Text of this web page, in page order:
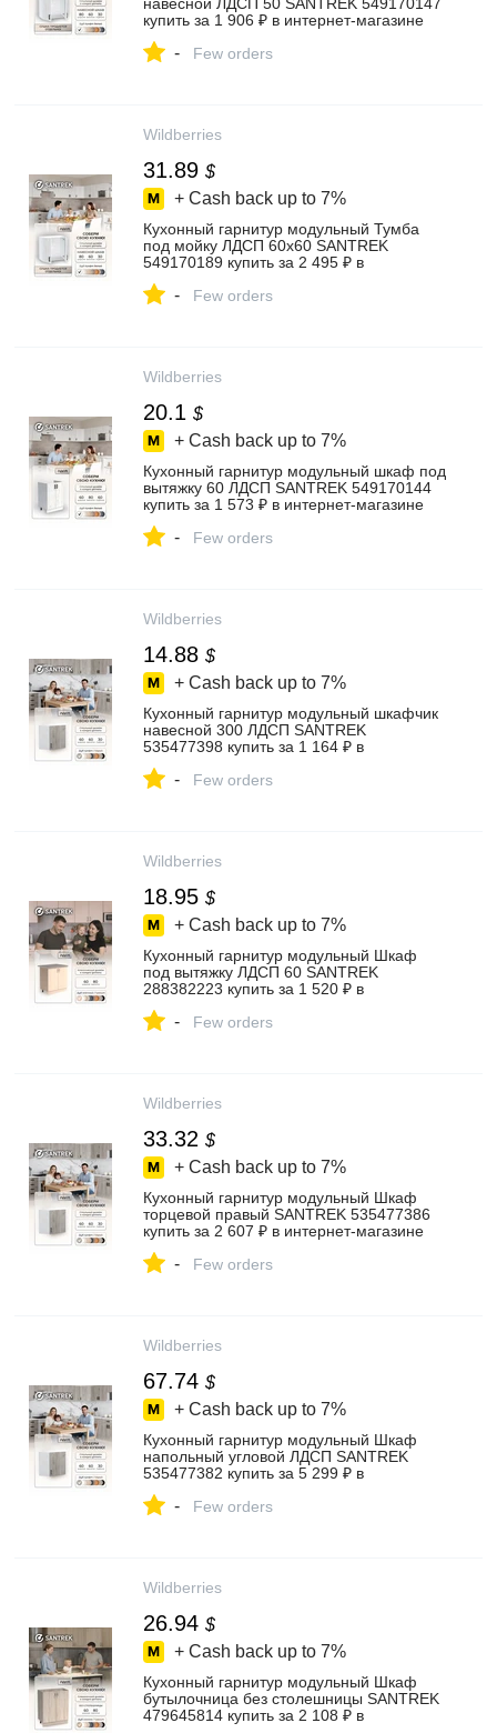
купить за 1 906 ₽ в интернет‑магазине
- Few orders
Wildberries
31.89 $
+ Cash back up to 7%
Кухонный гарнитур модульный Тумба
под мойку ЛДСП 60х60 SANTREK
549170189 купить за 2 495 ₽ в
- Few orders
Wildberries
20.1 $
+ Cash back up to 7%
Кухонный гарнитур модульный шкаф под
вытяжку 60 ЛДСП SANTREK 549170144
купить за 1 573 ₽ в интернет‑магазине
- Few orders
Wildberries
14.88 $
+ Cash back up to 7%
Кухонный гарнитур модульный шкафчик
навесной 300 ЛДСП SANTREK
535477398 купить за 1 164 ₽ в
- Few orders
Wildberries
18.95 $
+ Cash back up to 7%
Кухонный гарнитур модульный Шкаф
под вытяжку ЛДСП 60 SANTREK
288382223 купить за 1 520 ₽ в
- Few orders
Wildberries
33.32 $
+ Cash back up to 7%
Кухонный гарнитур модульный Шкаф
торцевой правый SANTREK 535477386
купить за 2 607 ₽ в интернет‑магазине
- Few orders
Wildberries
67.74 $
+ Cash back up to 7%
Кухонный гарнитур модульный Шкаф
напольный угловой ЛДСП SANTREK
535477382 купить за 5 299 ₽ в
- Few orders
Wildberries
26.94 $
+ Cash back up to 7%
Кухонный гарнитур модульный Шкаф
бутылочница без столешницы SANTREK
479645814 купить за 2 108 ₽ в